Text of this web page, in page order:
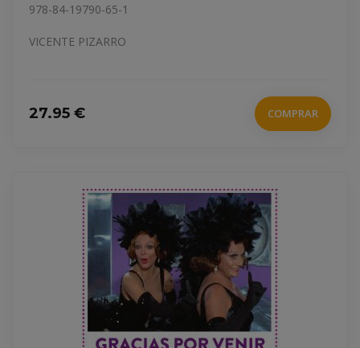
978-84-19790-65-1
VICENTE PIZARRO
27.95 € COMPRAR